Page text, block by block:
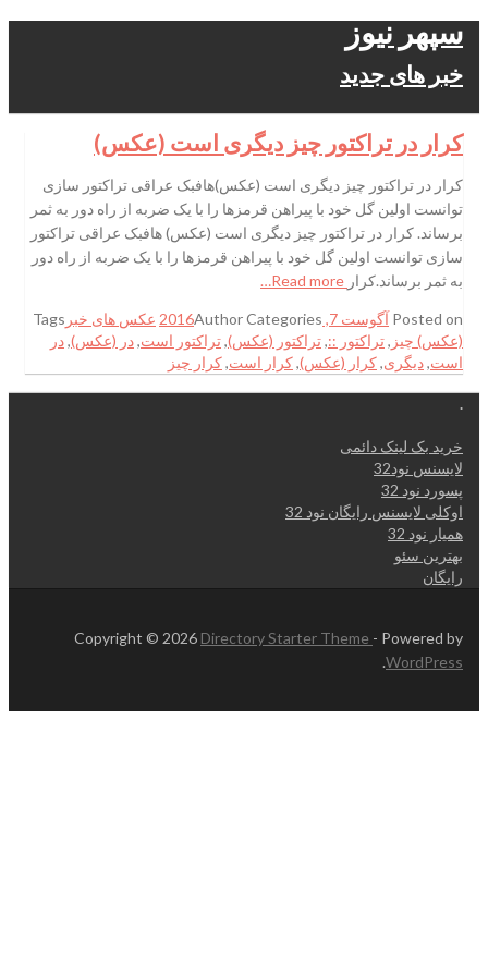
سپهر نیوز
خبر های جدید
کرار در تراکتور چیز دیگری است (عکس)
کرار در تراکتور چیز دیگری است (عکس)هافبک عراقی تراکتور سازی
توانست اولین گل خود با پیراهن قرمزها را با یک ضربه از راه دور به ثمر
برساند. کرار در تراکتور چیز دیگری است (عکس) هافبک عراقی تراکتور
سازی توانست اولین گل خود با پیراهن قرمزها را با یک ضربه از راه دور
به ثمر برساند.کرار
Posted on آگوست 7, 2016 AuthorCategories عکس های خبر Tags
(عکس) چیز ,تراکتور ::,تراکتور (عکس),تراکتور است,در (عکس),در
است,دیگری,کرار (عکس),کرار است,کرار چیز
.
خرید بک لینک دائمی
لایسنس نود32
پسورد نود 32
اوکلی لایسنس رایگان نود 32
همیار نود 32
بهترین سئو
رایگان
Copyright © 2026 Directory Starter Theme - Powered by
WordPress
.